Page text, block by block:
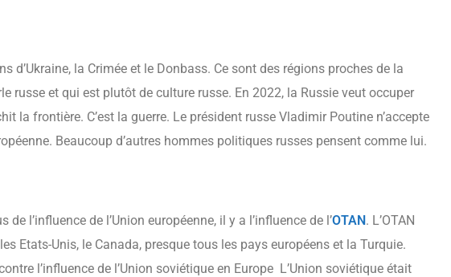
d’Ukraine, la Crimée et le Donbass. Ce sont des régions proches de la
russe et qui est plutôt de culture russe. En 2022, la Russie veut occuper
la frontière. C’est la guerre. Le président russe Vladimir Poutine n’accepte
Beaucoup d’autres hommes politiques russes pensent comme lui.
l’influence de l’Union européenne, il y a l’influence de l’OTAN. L’OTAN
Etats-Unis, le Canada, presque tous les pays européens et la Turquie.
l’influence de l’Union soviétique en Europe L’Union soviétique était